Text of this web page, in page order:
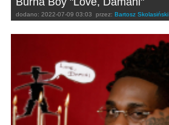
dodano: 2022-07-09 03:03 przez: Bartosz Skolasiński